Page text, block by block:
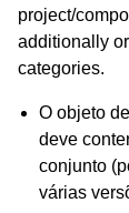
project/
additionally
categories.
O objeto
deve
conjunto
várias